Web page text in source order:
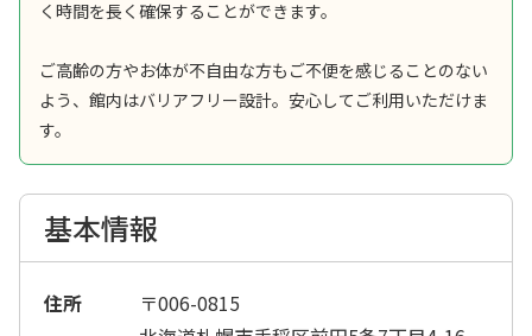
く時間を長く確保することができます。
ご高齢の方やお体が不自由な方もご不便を感じることのない
よう、館内はバリアフリー設計。安心してご利用いただけま
す。
基本情報
住所
〒006-0815